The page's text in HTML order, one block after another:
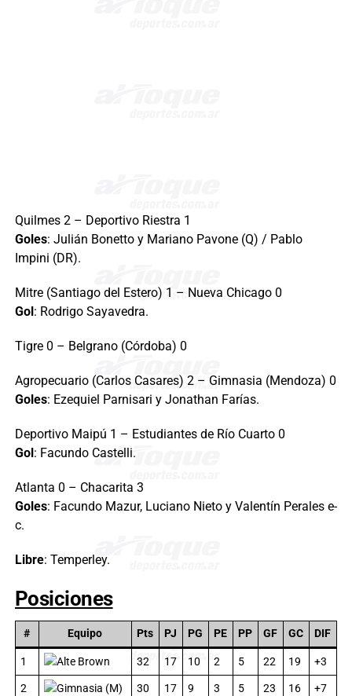
Quilmes 2 – Deportivo Riestra 1
Goles: Julián Bonetto y Mariano Pavone (Q) / Pablo
Impini (DR).
Mitre (Santiago del Estero) 1 – Nueva Chicago 0
Gol: Rodrigo Sayavedra.
Tigre 0 – Belgrano (Córdoba) 0
Agropecuario (Carlos Casares) 2 – Gimnasia (Mendoza) 0
Goles: Ezequiel Parnisari y Jonathan Farías.
Deportivo Maipú 1 – Estudiantes de Río Cuarto 0
Gol: Facundo Castelli.
Atlanta 0 – Chacarita 3
Goles: Facundo Mazur, Luciano Nieto y Valentín Perales e-
c.
Libre: Temperley.
Posiciones
# Equipo Pts PJ PG PE PP GF GC DIF
1 Alte Brown 32 17 10 2 5 22 19
+3
2
Gimnasia (M) 30 17 9 3 5 23 16
+7